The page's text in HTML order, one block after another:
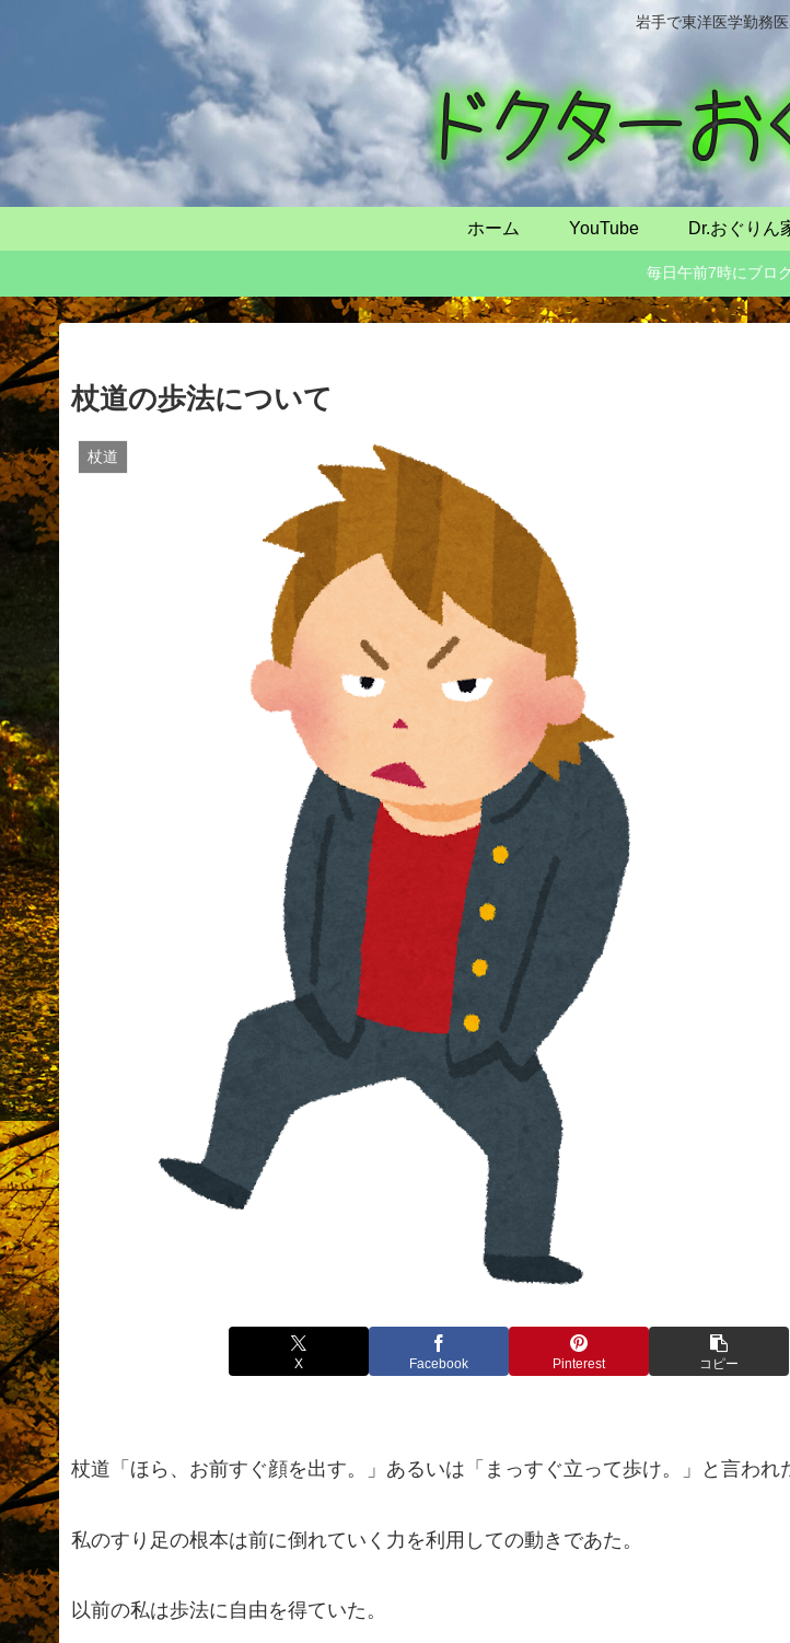
岩手で東洋医学勤務
ホーム YouTube Dr.おぐりん
毎日午前7時にブロ
杖道の歩法について
杖道
X Facebook Pinterest コピー
杖道「ほら、お前すぐ顔を出す。」あるいは「まっすぐ立って歩け。」と言われ
私のすり足の根本は前に倒れていく力を利用しての動きであた。
以前の私は歩法に自由を得ていた。